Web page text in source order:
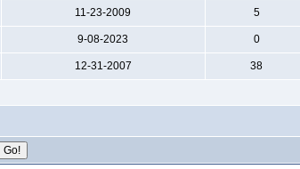
11-23-2009 5
9-08-2023 0
12-31-2007 38